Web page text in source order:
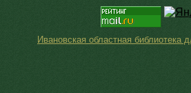
Ивановская областная библиотека